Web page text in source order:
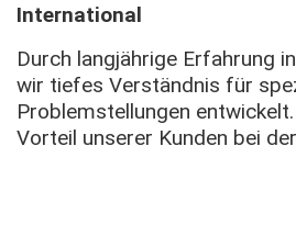
International
Durch langjährige Erfahrung
wir tiefes Verständnis für
Problemstellungen
Vorteil unserer Kunden bei